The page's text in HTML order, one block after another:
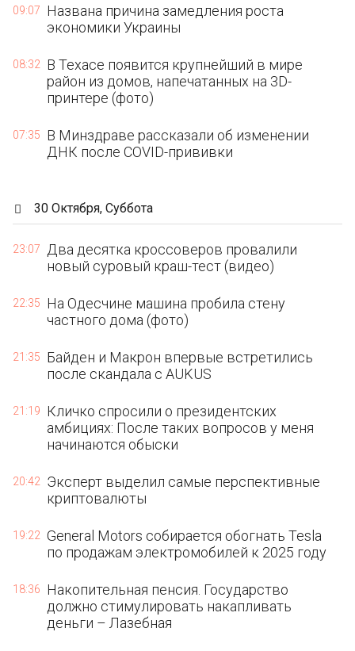
09:07
Названа причина замедления роста
экономики Украины
08:32
В Техасе появится крупнейший в мире
район из домов, напечатанных на 3D-
принтере (фото)
07:35
В Минздраве рассказали об изменении
ДНК после COVID-прививки
30 Октября, Суббота
23:07
Два десятка кроссоверов провалили
новый суровый краш-тест (видео)
22:35
На Одесчине машина пробила стену
частного дома (фото)
21:35
Байден и Макрон впервые встретились
после скандала с AUKUS
21:19
Кличко спросили о президентских
амбициях: После таких вопросов у меня
начинаются обыски
20:42
Эксперт выделил самые перспективные
криптовалюты
19:22 General Motors собирается обогнать Tesla
по продажам электромобилей к 2025 году
18:36
Накопительная пенсия. Государство
должно стимулировать накапливать
деньги – Лазебная